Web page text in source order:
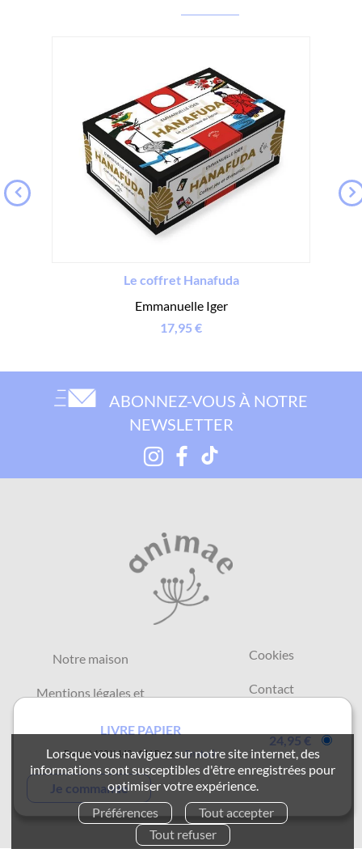
Lorsque vous naviguez sur notre site internet, des
informations sont susceptibles d'être enregistrées pour
optimiser votre expérience.
Préférences
Tout accepter
Tout refuser
LIVRE PAPIER
Format 100 X 140 144 Pages En stock
24,95 €
Le coffret Hanafuda
Emmanuelle Iger
17,95 €
ABONNEZ-VOUS À NOTRE
NEWSLETTER
Notre maison
Mentions légales et
Protection de vos
données
Cookies
Contact
Retours et commandes
Animae